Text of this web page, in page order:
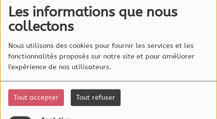
Les informations que nous
collectons
Nous utilisons des cookies pour fournir les services et les
fonctionnalités proposés sur notre site et pour améliorer
l'expérience de nos utilisateurs.
Tout accepter Tout refuser
Celtic Social Club